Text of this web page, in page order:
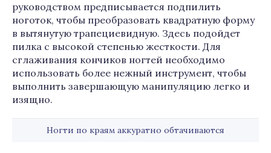
руководством предписывается подпилить
ноготок, чтобы преобразовать квадратную форму
в вытянутую трапециевидную. Здесь подойдет
пилка с высокой степенью жесткости. Для
сглаживания кончиков ногтей необходимо
использовать более нежный инструмент, чтобы
выполнить завершающую манипуляцию легко и
изящно.
Ногти по краям аккуратно обтачиваются